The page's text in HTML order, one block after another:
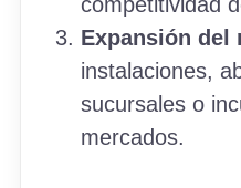
Expansión del
instalaciones,
sucursales o
mercados.